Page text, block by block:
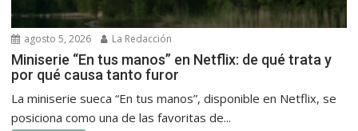
agosto 5, 2026 La Redacción
Miniserie “En tus manos” en Netflix: de qué trata y
por qué causa tanto furor
La miniserie sueca “En tus manos”, disponible en Netflix, se
posiciona como una de las favoritas de...